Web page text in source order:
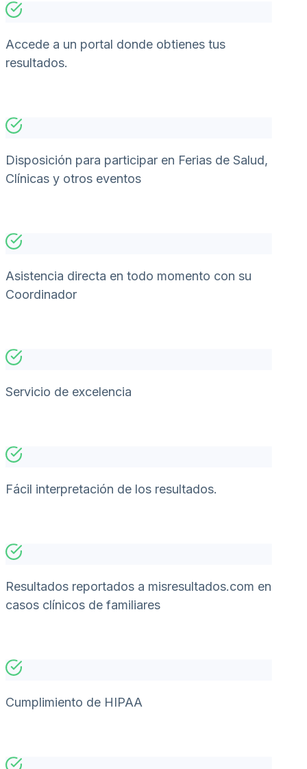
Accede a un portal donde obtienes tus
resultados.
Disposición para participar en Ferias de Salud,
Clínicas y otros eventos
Asistencia directa en todo momento con su
Coordinador
Servicio de excelencia
Fácil interpretación de los resultados.
Resultados reportados a misresultados.com en
casos clínicos de familiares
Cumplimiento de HIPAA